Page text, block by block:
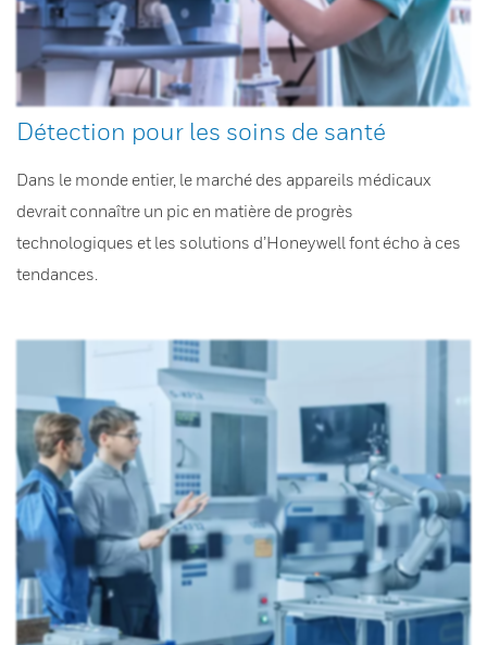
Détection pour les soins de santé
Dans le monde entier, le marché des appareils médicaux
devrait connaître un pic en matière de progrès
technologiques et les solutions d’Honeywell font écho à ces
tendances.